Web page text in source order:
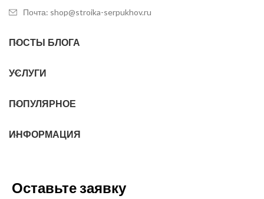
Почта: shop@stroika-serpukhov.ru
ПОСТЫ БЛОГА
УСЛУГИ
ПОПУЛЯРНОЕ
ИНФОРМАЦИЯ
Оставьте заявку